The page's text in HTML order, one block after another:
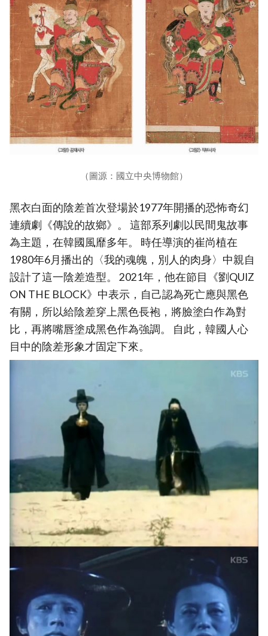
（圖源：國立中央博物館）
黑衣白面的陰差首次登場於1977年開播的恐怖奇幻
連續劇《傳說的故鄉》。 這部系列劇以民間鬼故事
為主題，在韓國風靡多年。 時任導演的崔尚植在
1980年6月播出的〈我的魂魄，別人的肉身〉中親自
設計了這一陰差造型。 2021年，他在節目《劉QUIZ
ON THE BLOCK》中表示，自己認為死亡應與黑色
有關，所以給陰差穿上黑色長袍，將臉塗白作為對
比，再將嘴唇塗成黑色作為強調。 自此，韓國人心
目中的陰差形象才固定下來。